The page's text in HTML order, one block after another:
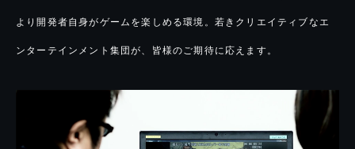
より開発者自身がゲームを楽しめる環境。若きクリエイティブなエ
ンターテインメント集団が、皆様のご期待に応えます。